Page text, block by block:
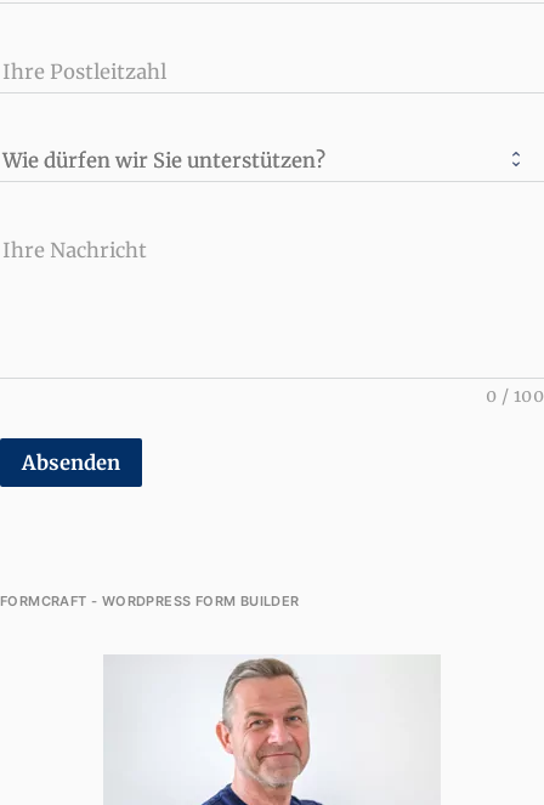
Ihre Postleitzahl
Wie dürfen wir Sie unterstützen?
Ihre Nachricht
0 / 100
Absenden
FORMCRAFT - WORDPRESS FORM BUILDER